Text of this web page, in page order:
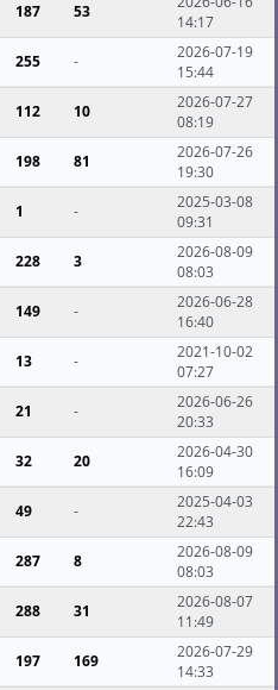
187 53
14:17
255 -
2026-07-19
15:44
112 10
2026-07-27
08:19
198 81
2026-07-26
19:30
1 -
2025-03-08
09:31
228 3
2026-08-09
08:03
149 -
2026-06-28
16:40
13 -
2021-10-02
07:27
21 -
2026-06-26
20:33
32 20
2026-04-30
16:09
49 -
2025-04-03
22:43
287 8
2026-08-09
08:03
288 31
2026-08-07
11:49
197 169
2026-07-29
14:33